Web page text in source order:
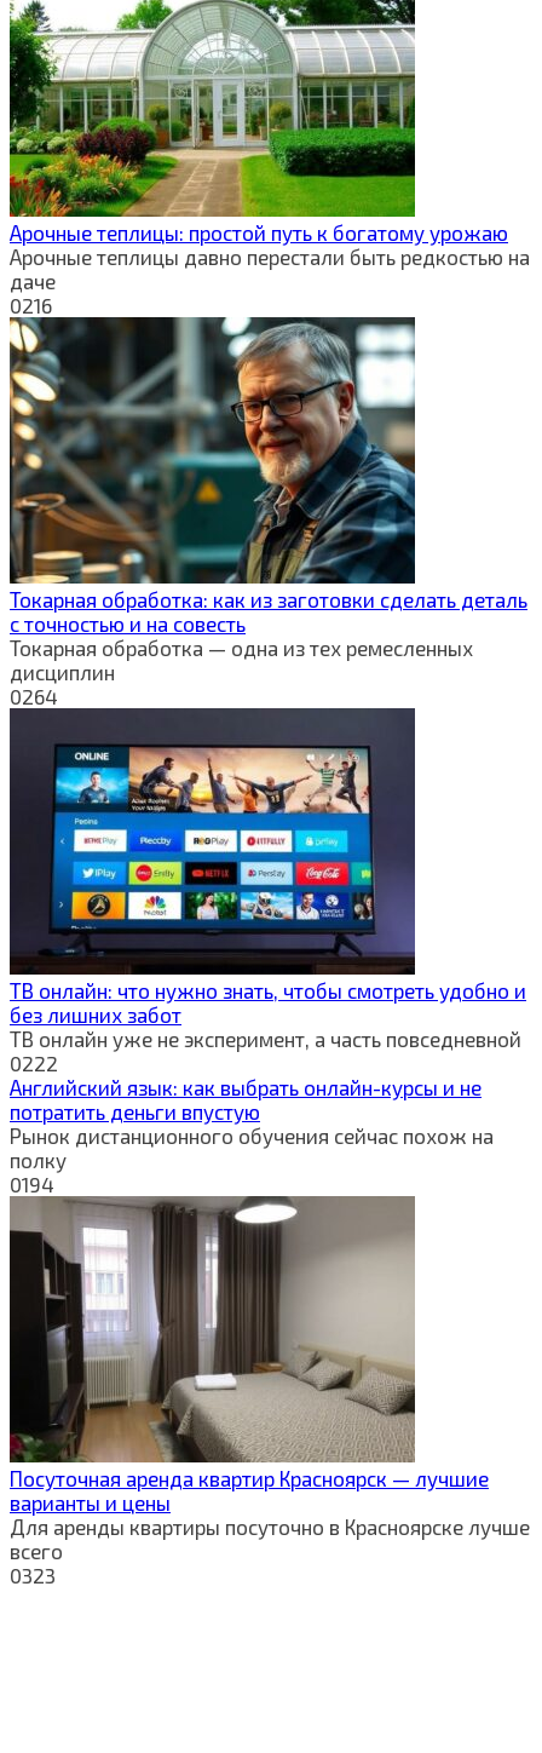
Арочные теплицы: простой путь к богатому урожаю
Арочные теплицы давно перестали быть редкостью на
даче
0216
Токарная обработка: как из заготовки сделать деталь
с точностью и на совесть
Токарная обработка — одна из тех ремесленных
дисциплин
0264
ТВ онлайн: что нужно знать, чтобы смотреть удобно и
без лишних забот
ТВ онлайн уже не эксперимент, а часть повседневной
0222
Английский язык: как выбрать онлайн-курсы и не
потратить деньги впустую
Рынок дистанционного обучения сейчас похож на
полку
0194
Посуточная аренда квартир Красноярск — лучшие
варианты и цены
Для аренды квартиры посуточно в Красноярске лучше
всего
0323